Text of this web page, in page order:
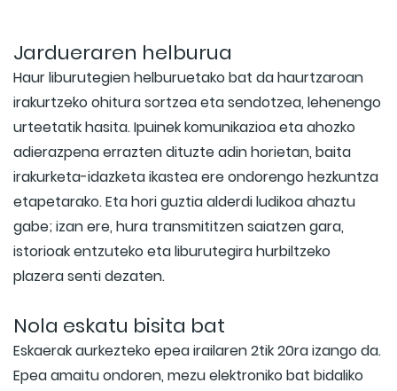
Jardueraren helburua
Haur liburutegien helburuetako bat da haurtzaroan
irakurtzeko ohitura sortzea eta sendotzea, lehenengo
urteetatik hasita. Ipuinek komunikazioa eta ahozko
adierazpena errazten dituzte adin horietan, baita
irakurketa-idazketa ikastea ere ondorengo hezkuntza
etapetarako. Eta hori guztia alderdi ludikoa ahaztu
gabe; izan ere, hura transmititzen saiatzen gara,
istorioak entzuteko eta liburutegira hurbiltzeko
plazera senti dezaten.
Nola eskatu bisita bat
Eskaerak aurkezteko epea irailaren 2tik 20ra izango da.
Epea amaitu ondoren, mezu elektroniko bat bidaliko